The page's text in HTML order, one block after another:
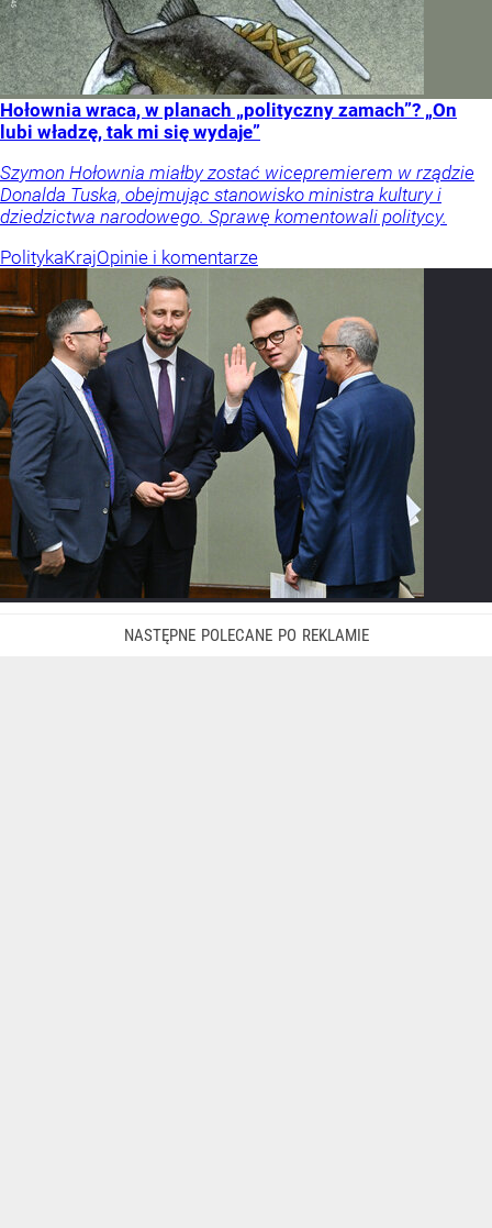
Hołownia wraca, w planach „polityczny zamach”? „On
lubi władzę, tak mi się wydaje”
Szymon Hołownia miałby zostać wicepremierem w rządzie
Donalda Tuska, obejmując stanowisko ministra kultury i
dziedzictwa narodowego. Sprawę komentowali politycy.
PolitykaKrajOpinie i komentarze